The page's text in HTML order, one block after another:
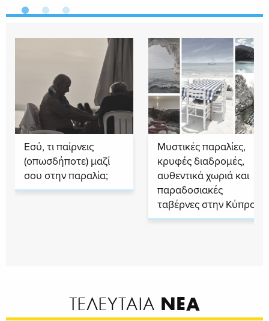
Εσύ, τι παίρνεις
(οπωσδήποτε) μαζί
σου στην παραλία;
Μυστικές παραλίες,
κρυφές διαδρομές,
αυθεντικά χωριά και
παραδοσιακές
ταβέρνες στην Κύπρο
ΤΕΛΕΥΤΑΙΑ ΝΕΑ